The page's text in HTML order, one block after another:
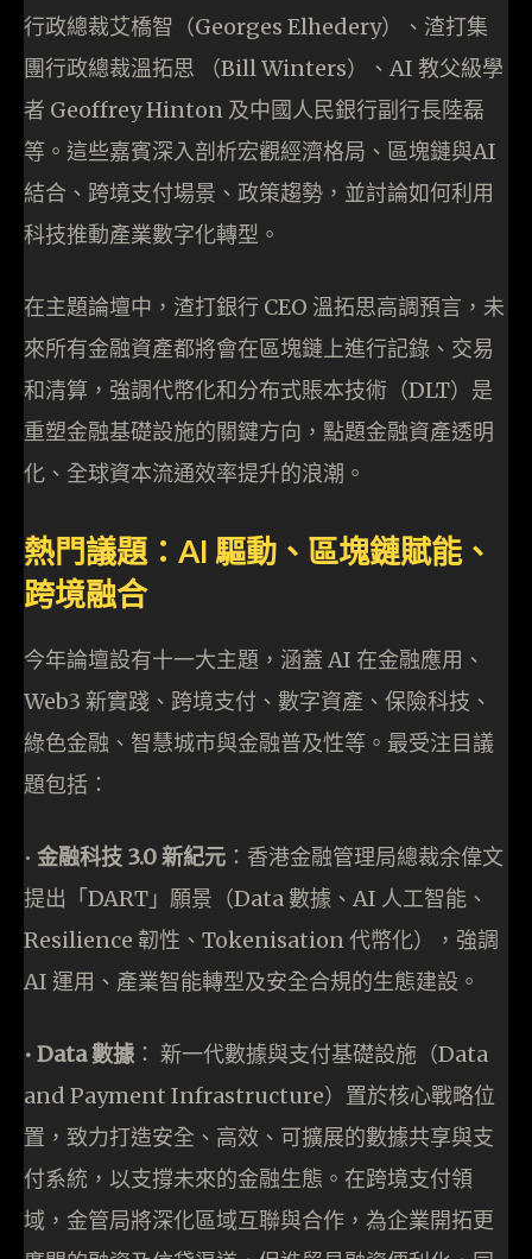
行政總裁艾橋智（Georges Elhedery）、渣打集
團行政總裁溫拓思 （Bill Winters）、AI 教父級學
者 Geoffrey Hinton 及中國人民銀行副行長陸磊
等。這些嘉賓深入剖析宏觀經濟格局、區塊鏈與AI
結合、跨境支付場景、政策趨勢，並討論如何利用
科技推動產業數字化轉型。
在主題論壇中，渣打銀行 CEO 溫拓思高調預言，未
來所有金融資產都將會在區塊鏈上進行記錄、交易
和清算，強調代幣化和分布式賬本技術（DLT）是
重塑金融基礎設施的關鍵方向，點題金融資產透明
化、全球資本流通效率提升的浪潮。
熱門議題：AI 驅動、區塊鏈賦能、
跨境融合
今年論壇設有十一大主題，涵蓋 AI 在金融應用、
Web3 新實踐、跨境支付、數字資產、保險科技、
綠色金融、智慧城市與金融普及性等。最受注目議
題包括：
•⁠ 金融科技 3.0 新紀元 ：香港金融管理局總裁余偉文
提出「DART」願景（Data 數據、AI 人工智能、
Resilience 韌性、Tokenisation 代幣化），強調
AI 運用、產業智能轉型及安全合規的生態建設。
•⁠ Data 數據 ： 新一代數據與支付基礎設施（Data
and Payment Infrastructure）置於核心戰略位
置，致力打造安全、高效、可擴展的數據共享與支
付系統，以支撐未來的金融生態。在跨境支付領
域，金管局將深化區域互聯與合作，為企業開拓更